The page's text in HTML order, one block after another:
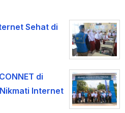
Sehat di
di
Internet